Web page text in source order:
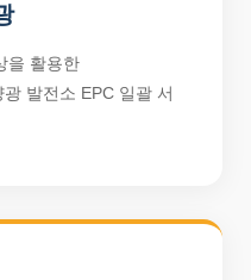
을 활용한
발전소 EPC 일괄 서